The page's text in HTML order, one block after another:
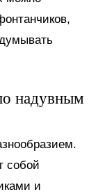
надувным
собой
и